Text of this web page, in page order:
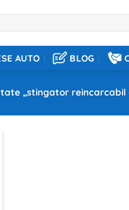
AUTO BLOG
„stingator reincarcabil